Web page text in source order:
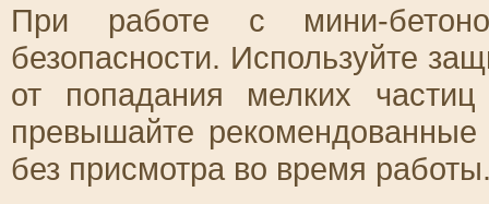
При работе с мини-
безопасности. Используйте
от попадания мелких
превышайте рекомендованные
без присмотра во время